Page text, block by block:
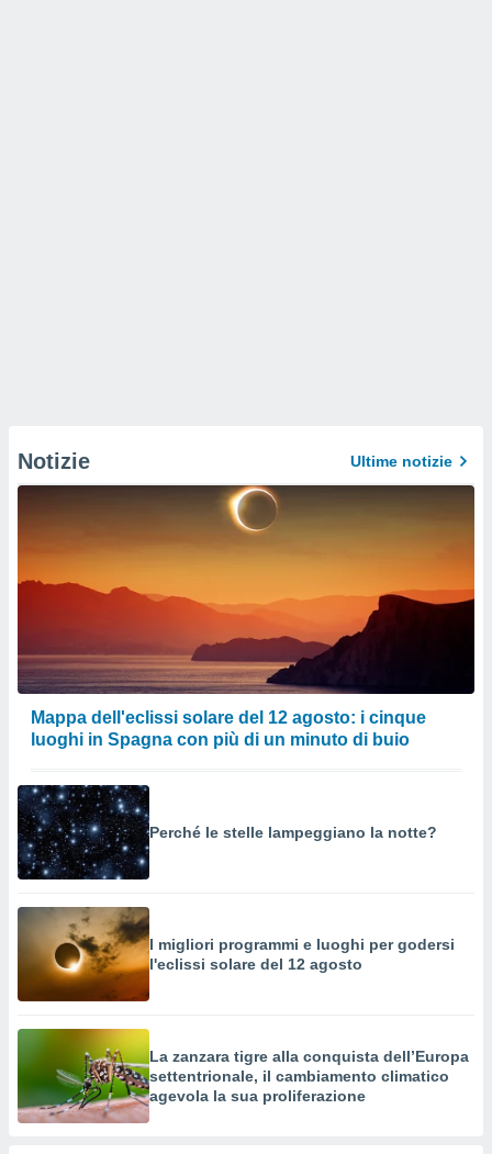
Notizie Ultime notizie
Mappa dell'eclissi solare del 12 agosto: i cinque
luoghi in Spagna con più di un minuto di buio
Perché le stelle lampeggiano la notte?
I migliori programmi e luoghi per godersi
l'eclissi solare del 12 agosto
La zanzara tigre alla conquista dell’Europa
settentrionale, il cambiamento climatico
agevola la sua proliferazione